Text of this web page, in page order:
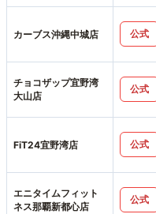
カーブス沖縄中城店 公式
チョコザップ宜野湾
大山店
公式
FiT24宜野湾店 公式
エニタイムフィット
ネス那覇新都心店
公式